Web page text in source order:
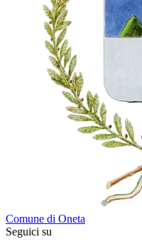
Comune di Oneta
Seguici su